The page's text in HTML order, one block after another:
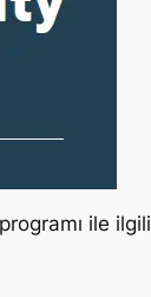
ile ilgili